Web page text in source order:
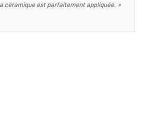
céramique est parfaitement appliquée. »